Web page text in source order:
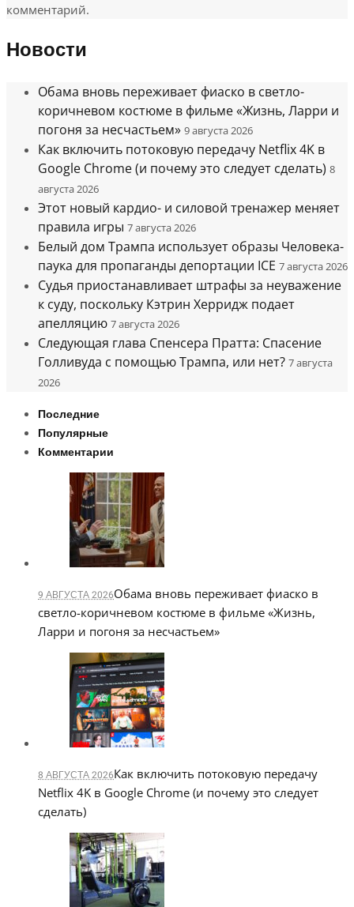
комментарий.
Новости
Обама вновь переживает фиаско в светло-
коричневом костюме в фильме «Жизнь, Ларри и
погоня за несчастьем» 9 августа 2026
Как включить потоковую передачу Netflix 4K в
Google Chrome (и почему это следует сделать) 8
августа 2026
Этот новый кардио- и силовой тренажер меняет
правила игры 7 августа 2026
Белый дом Трампа использует образы Человека-
паука для пропаганды депортации ICE 7 августа 2026
Судья приостанавливает штрафы за неуважение
к суду, поскольку Кэтрин Херридж подает
апелляцию 7 августа 2026
Следующая глава Спенсера Пратта: Спасение
Голливуда с помощью Трампа, или нет? 7 августа
2026
Последние
Популярные
Комментарии
9 АВГУСТА 2026Обама вновь переживает фиаско в
светло-коричневом костюме в фильме «Жизнь,
Ларри и погоня за несчастьем»
8 АВГУСТА 2026Как включить потоковую передачу
Netflix 4K в Google Chrome (и почему это следует
сделать)